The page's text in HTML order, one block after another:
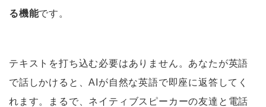
る機能です。
テキストを打ち込む必要はありません。あなたが英語
で話しかけると、AIが自然な英語で即座に返答してく
れます。まるで、ネイティブスピーカーの友達と電話